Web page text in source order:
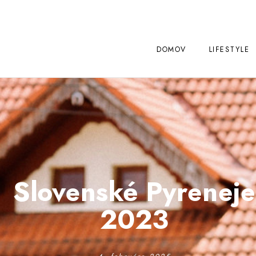
DOMOV LIFESTYLE
Slovenské Pyreneje
2023